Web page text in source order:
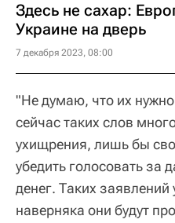
Здесь не сахар:
Украине на дверь
7 декабря 2023, 08:00
"Не думаю, что их
сейчас таких слов
ухищрения, лишь бы
убедить голосовать за
денег. Таких
наверняка они будут